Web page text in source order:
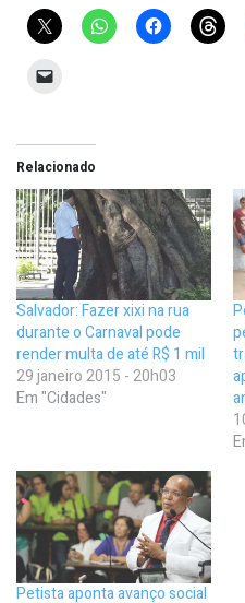
Relacionado
Salvador: Fazer xixi na rua
durante o Carnaval pode
render multa de até R$ 1 mil
29 janeiro 2015 - 20h03
Em "Cidades"
Petista aponta avanço social